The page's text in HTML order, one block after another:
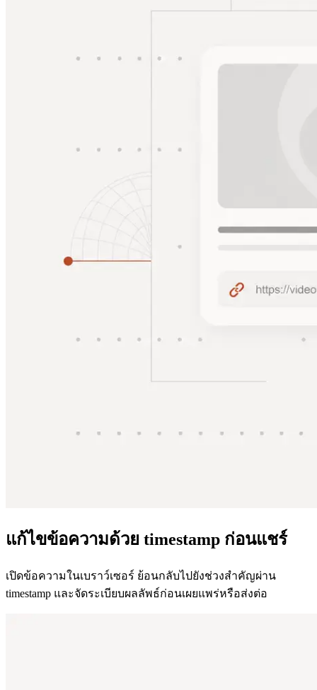
แก้ไขข้อความด้วย timestamp ก่อนแชร์
เปิดข้อความในเบราว์เซอร์ ย้อนกลับไปยังช่วงสำคัญผ่าน
timestamp และจัดระเบียบผลลัพธ์ก่อนเผยแพร่หรือส่งต่อ